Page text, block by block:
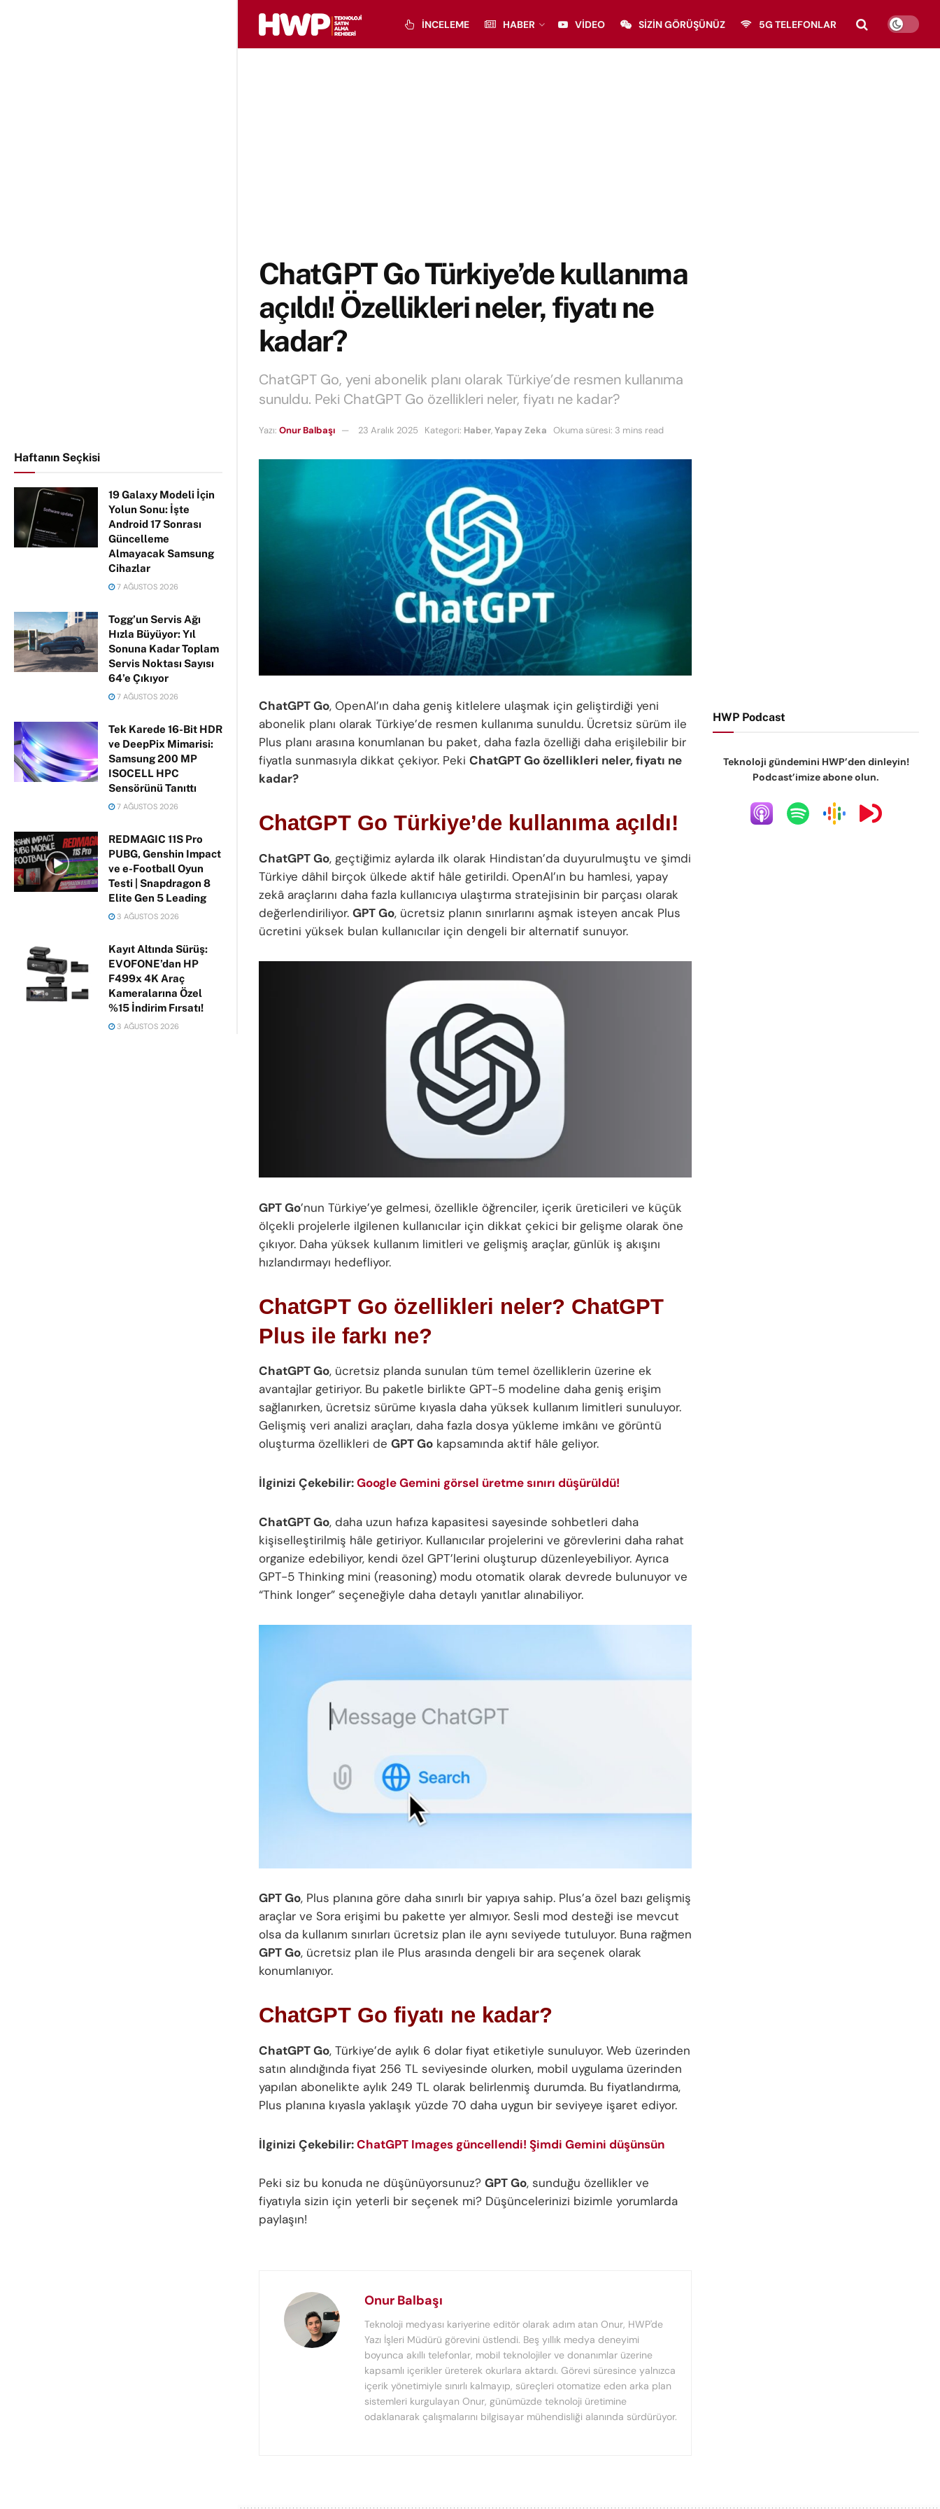
Haftanın Seçkisi
19 Galaxy Modeli İçin
Yolun Sonu: İşte
Android 17 Sonrası
Güncelleme
Almayacak Samsung
Cihazlar
7 AĞUSTOS 2026
Togg’un Servis Ağı
Hızla Büyüyor: Yıl
Sonuna Kadar Toplam
Servis Noktası Sayısı
64’e Çıkıyor
7 AĞUSTOS 2026
Tek Karede 16-Bit HDR
ve DeepPix Mimarisi:
Samsung 200 MP
ISOCELL HPC
Sensörünü Tanıttı
7 AĞUSTOS 2026
REDMAGIC 11S Pro
PUBG, Genshin Impact
ve e-Football Oyun
Testi | Snapdragon 8
Elite Gen 5 Leading
3 AĞUSTOS 2026
Kayıt Altında Sürüş:
EVOFONE’dan HP
F499x 4K Araç
Kameralarına Özel
%15 İndirim Fırsatı!
3 AĞUSTOS 2026
İNCELEME HABER VIDEO SIZIN GÖRÜŞÜNÜZ 5G TELEFONLAR
ChatGPT Go Türkiye’de kullanıma
açıldı! Özellikleri neler, fiyatı ne
kadar?
ChatGPT Go, yeni abonelik planı olarak Türkiye’de resmen kullanıma
sunuldu. Peki ChatGPT Go özellikleri neler, fiyatı ne kadar?
Yazı: Onur Balbaşı 23 Aralık 2025 Kategori: Haber,Yapay Zeka Okuma süresi: 3 mins read
ChatGPT Go, OpenAI’ın daha geniş kitlelere ulaşmak için geliştirdiği yeni
abonelik planı olarak Türkiye’de resmen kullanıma sunuldu. Ücretsiz sürüm ile
Plus planı arasına konumlanan bu paket, daha fazla özelliği daha erişilebilir bir
fiyatla sunmasıyla dikkat çekiyor. Peki ChatGPT Go özellikleri neler, fiyatı ne
kadar?
ChatGPT Go Türkiye’de kullanıma açıldı!
ChatGPT Go, geçtiğimiz aylarda ilk olarak Hindistan’da duyurulmuştu ve şimdi
Türkiye dâhil birçok ülkede aktif hâle getirildi. OpenAI’ın bu hamlesi, yapay
zekâ araçlarını daha fazla kullanıcıya ulaştırma stratejisinin bir parçası olarak
değerlendiriliyor. GPT Go, ücretsiz planın sınırlarını aşmak isteyen ancak Plus
ücretini yüksek bulan kullanıcılar için dengeli bir alternatif sunuyor.
GPT Go’nun Türkiye’ye gelmesi, özellikle öğrenciler, içerik üreticileri ve küçük
ölçekli projelerle ilgilenen kullanıcılar için dikkat çekici bir gelişme olarak öne
çıkıyor. Daha yüksek kullanım limitleri ve gelişmiş araçlar, günlük iş akışını
hızlandırmayı hedefliyor.
ChatGPT Go özellikleri neler? ChatGPT
Plus ile farkı ne?
ChatGPT Go, ücretsiz planda sunulan tüm temel özelliklerin üzerine ek
avantajlar getiriyor. Bu paketle birlikte GPT-5 modeline daha geniş erişim
sağlanırken, ücretsiz sürüme kıyasla daha yüksek kullanım limitleri sunuluyor.
Gelişmiş veri analizi araçları, daha fazla dosya yükleme imkânı ve görüntü
oluşturma özellikleri de GPT Go kapsamında aktif hâle geliyor.
İlginizi Çekebilir:Google Gemini görsel üretme sınırı düşürüldü!
ChatGPT Go, daha uzun hafıza kapasitesi sayesinde sohbetleri daha
kişiselleştirilmiş hâle getiriyor. Kullanıcılar projelerini ve görevlerini daha rahat
organize edebiliyor, kendi özel GPT’lerini oluşturup düzenleyebiliyor. Ayrıca
GPT-5 Thinking mini (reasoning) modu otomatik olarak devrede bulunuyor ve
“Think longer” seçeneğiyle daha detaylı yanıtlar alınabiliyor.
GPT Go, Plus planına göre daha sınırlı bir yapıya sahip. Plus’a özel bazı gelişmiş
araçlar ve Sora erişimi bu pakette yer almıyor. Sesli mod desteği ise mevcut
olsa da kullanım sınırları ücretsiz plan ile aynı seviyede tutuluyor. Buna rağmen
GPT Go, ücretsiz plan ile Plus arasında dengeli bir ara seçenek olarak
konumlanıyor.
ChatGPT Go fiyatı ne kadar?
ChatGPT Go, Türkiye’de aylık 6 dolar fiyat etiketiyle sunuluyor. Web üzerinden
satın alındığında fiyat 256 TL seviyesinde olurken, mobil uygulama üzerinden
yapılan abonelikte aylık 249 TL olarak belirlenmiş durumda. Bu fiyatlandırma,
Plus planına kıyasla yaklaşık yüzde 70 daha uygun bir seviyeye işaret ediyor.
İlginizi Çekebilir:ChatGPT Images güncellendi! Şimdi Gemini düşünsün
Peki siz bu konuda ne düşünüyorsunuz? GPT Go, sunduğu özellikler ve
fiyatıyla sizin için yeterli bir seçenek mi? Düşüncelerinizi bizimle yorumlarda
paylaşın!
Onur Balbaşı
Teknoloji medyası kariyerine editör olarak adım atan Onur, HWP'de
Yazı İşleri Müdürü görevini üstlendi. Beş yıllık medya deneyimi
boyunca akıllı telefonlar, mobil teknolojiler ve donanımlar üzerine
kapsamlı içerikler üreterek okurlara aktardı. Görevi süresince yalnızca
içerik yönetimiyle sınırlı kalmayıp, süreçleri otomatize eden arka plan
sistemleri kurgulayan Onur, günümüzde teknoloji üretimine
odaklanarak çalışmalarını bilgisayar mühendisliği alanında sürdürüyor.
HWP Podcast
Teknoloji gündemini HWP’den dinleyin!
Podcast’imize abone olun.